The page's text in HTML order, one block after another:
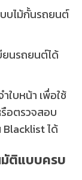
บไม้กั้นรถยนต์
ยนรถยนต์ได้
ใบหน้า เพื่อใช้
อตรวจสอบ
ได้
ติแบบครบ